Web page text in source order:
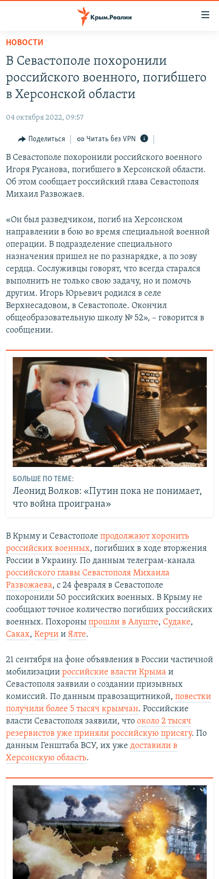
Вернуться
основному
содержанию
Вернутся
главной
навигации
Вернутся
поиску
ГРУЗ 200
11 ЛЕТ ОККУПАЦИИ КРЫМА. 11 ИСТОРИЙ СОПРОТИВЛЕНИЯ
ВОДА
ЕЩЕ
ИНТЕРАКТИВ
ИНФОГРАФИКА
ТЕЛЕПРОЕКТ КРЫМ.РЕАЛИИ
СОВЕТЫ ПРАВОЗАЩИТНИКОВ
ПОБЕДИТЕЛЕЙ НЕ СУДЯТ?
КРЫМ.НЕПОКОРЕННЫЙ
УКРАИНСКАЯ ПРОБЛЕМА КРЫМА
РАДІО СВОБОДА
КАК ОБОЙТИ БЛОКИРОВКУ
Українською
ПРИСОЕДИНЯЙТЕСЬ!
Все сайты RFE/RL
НОВОСТИ
В Севастополе похоронили
российского военного, погибшего
в Херсонской области
04 октября 2022, 09:57
Поделиться Читать без VPN
В Севастополе похоронили российского военного
Игоря Русанова, погибшего в Херсонской области.
Об этом сообщает российский глава Севастополя
Михаил Развожаев.
«Он был разведчиком, погиб на Херсонском
направлении в бою во время специальной военной
операции. В подразделение специального
назначения пришел не по разнарядке, а по зову
сердца. Сослуживцы говорят, что всегда старался
выполнить не только свою задачу, но и помочь
другим. Игорь Юрьевич родился в селе
Верхнесадовом, в Севастополе. Окончил
общеобразовательную школу № 52», – говорится в
сообщении.
БОЛЬШЕ ПО ТЕМЕ:
Леонид Волков: «Путин пока не понимает,
что война проиграна»
В Крыму и Севастополе продолжают хоронить
российских военных, погибших в ходе вторжения
России в Украину. По данным телеграм-канала
российского главы Севастополя Михаила
Развожаева, с 24 февраля в Севастополе
похоронили 50 российских военных. В Крыму не
сообщают точное количество погибших российских
военных. Похороны прошли в Алуште, Судаке,
Саках, Керчи и Ялте.
21 сентября на фоне объявления в России частичной
мобилизации российские власти Крыма и
Севастополя заявили о создании призывных
комиссий. По данным правозащитникой, повестки
получили более 5 тысяч крымчан. Российские
власти Севастополя заявили, что около 2 тысяч
резервистов уже приняли российскую присягу. По
данным Генштаба ВСУ, их уже доставили в
Херсонскую область.